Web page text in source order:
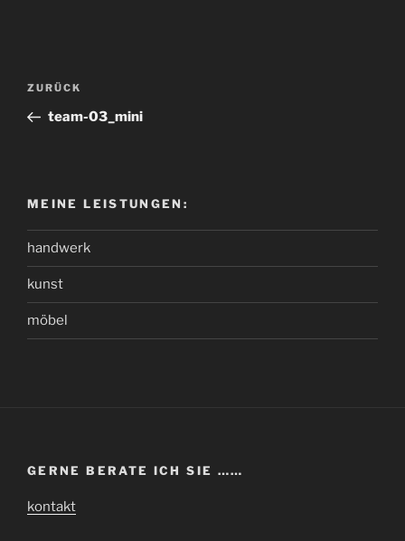
Beitragsnavigation
Vorheriger
Beitrag
ZURÜCK
team-03_mini
MEINE LEISTUNGEN:
handwerk
kunst
möbel
GERNE BERATE ICH SIE ……
kontakt